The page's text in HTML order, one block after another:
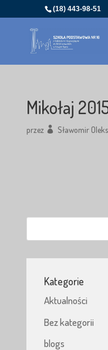
(18) 443-98-51
Mikołaj
przez Sławomir
Kategorie
Aktualności
Bez kategorii
blogs